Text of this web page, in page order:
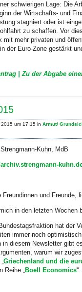
schwierigen Lage: Die
der Wirtschafts- und
stagniert oder ist
zu schaffen. Vor
mit mehr privaten und
der Euro-Zone gestärkt
| Zu der Abgabe
um 17:15 in Armut/
Strengmann-Kuhn,
Freundinnen und Freunde,
in den letzten Wochen
hat der
immer noch
diesem Newsletter gibt
warum wir
Griechenland und die
Reihe „Boell Economics“.